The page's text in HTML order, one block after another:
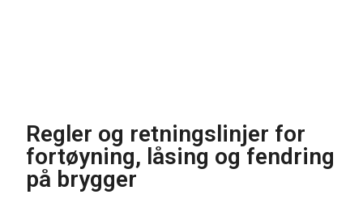
Regler og retningslinjer for
fortøyning, låsing og fendring
på brygger